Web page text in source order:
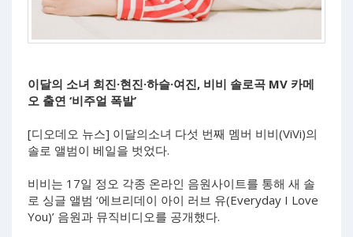
이달의 소녀 희진·현진·하슬·여진, 비비 솔로곡 MV 카메
오 출연 ‘비주얼 폭발’
[디오데오 뉴스] 이달의소녀 다섯 번째 멤버 비비(ViVi)의
솔로 앨범이 베일을 벗었다.
비비는 17일 정오 각종 온라인 음원사이트를 통해 새 솔
로 싱글 앨범 ‘에브리데이 아이 러브 유(Everyday I Love
You)’ 음원과 뮤직비디오를 공개했다.